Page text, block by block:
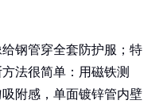
钢管穿全套防护服；特
法很简单：用磁铁测
附感，单面镀锌管内壁